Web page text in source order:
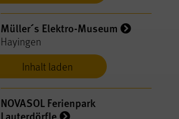
Inhalt laden
Müller´s Elektro-Museum
Hayingen
NOVASOL Ferienpark
Lauterdörfle